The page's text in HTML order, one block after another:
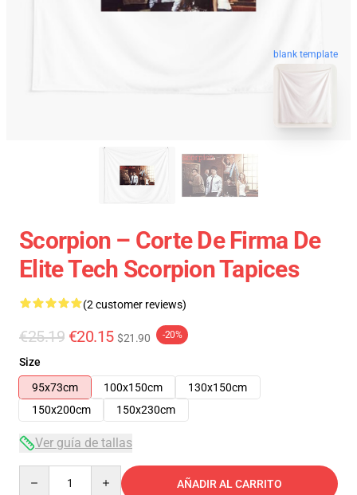
blank template
Scorpion – Corte De Firma De
Elite Tech Scorpion Tapices
(2 customer reviews)
€25.19 €20.15 $21.90 -20%
Size
95x73cm
100x150cm
130x150cm
150x200cm
150x230cm
Ver guía de tallas
AÑADIR AL CARRITO